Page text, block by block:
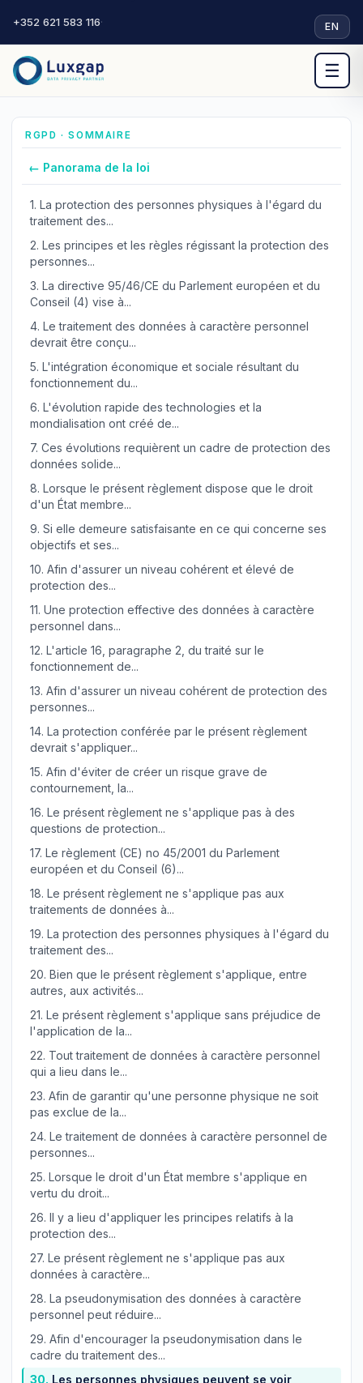
+352 621 583 116· EN
☰
RGPD · SOMMAIRE
← Panorama de la loi
1. La protection des personnes physiques à l'égard du
traitement des...
2. Les principes et les règles régissant la protection des
personnes...
3. La directive 95/46/CE du Parlement européen et du
Conseil (4) vise à...
4. Le traitement des données à caractère personnel
devrait être conçu...
5. L'intégration économique et sociale résultant du
fonctionnement du...
6. L'évolution rapide des technologies et la
mondialisation ont créé de...
7. Ces évolutions requièrent un cadre de protection des
données solide...
8. Lorsque le présent règlement dispose que le droit
d'un État membre...
9. Si elle demeure satisfaisante en ce qui concerne ses
objectifs et ses...
10. Afin d'assurer un niveau cohérent et élevé de
protection des...
11. Une protection effective des données à caractère
personnel dans...
12. L'article 16, paragraphe 2, du traité sur le
fonctionnement de...
13. Afin d'assurer un niveau cohérent de protection des
personnes...
14. La protection conférée par le présent règlement
devrait s'appliquer...
15. Afin d'éviter de créer un risque grave de
contournement, la...
16. Le présent règlement ne s'applique pas à des
questions de protection...
17. Le règlement (CE) no 45/2001 du Parlement
européen et du Conseil (6)...
18. Le présent règlement ne s'applique pas aux
traitements de données à...
19. La protection des personnes physiques à l'égard du
traitement des...
20. Bien que le présent règlement s'applique, entre
autres, aux activités...
21. Le présent règlement s'applique sans préjudice de
l'application de la...
22. Tout traitement de données à caractère personnel
qui a lieu dans le...
23. Afin de garantir qu'une personne physique ne soit
pas exclue de la...
24. Le traitement de données à caractère personnel de
personnes...
25. Lorsque le droit d'un État membre s'applique en
vertu du droit...
26. Il y a lieu d'appliquer les principes relatifs à la
protection des...
27. Le présent règlement ne s'applique pas aux
données à caractère...
28. La pseudonymisation des données à caractère
personnel peut réduire...
29. Afin d'encourager la pseudonymisation dans le
cadre du traitement des...
30. Les personnes physiques peuvent se voir